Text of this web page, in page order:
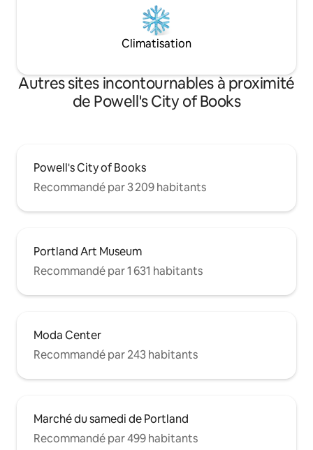
Climatisation
Autres sites incontournables à proximité
de Powell's City of Books
Powell's City of Books
Recommandé par 3 209 habitants
Portland Art Museum
Recommandé par 1 631 habitants
Moda Center
Recommandé par 243 habitants
Marché du samedi de Portland
Recommandé par 499 habitants